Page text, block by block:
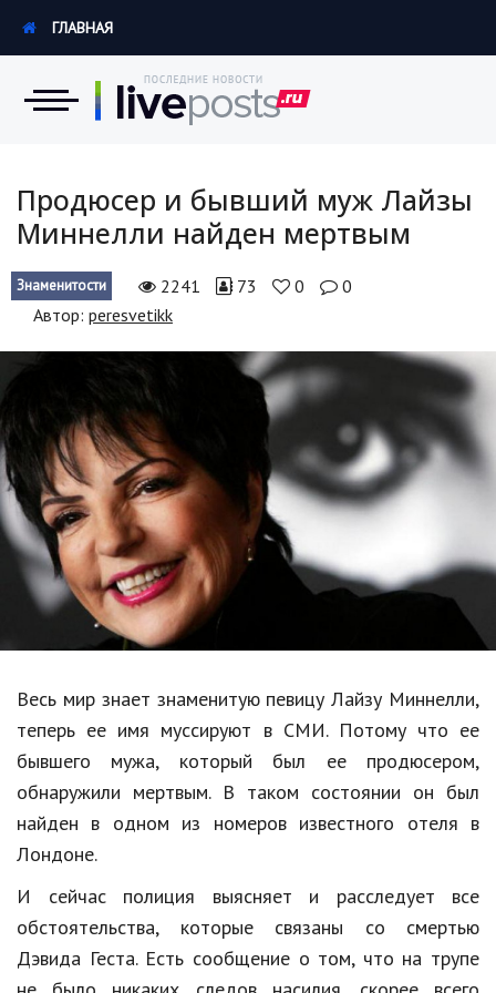
Экономика
Происшествия
Наука и техника
Политика
Образование
В мире
Культура
Авто, мото
Спорт
Знаменитости
Статьи
Обзоры
Рецепты
Красота и здоровье
ГЛАВНАЯ
Продюсер и бывший муж Лайзы
Миннелли найден мертвым
Знаменитости 2241 73 0
0
Автор: peresvetikk
Весь мир знает знаменитую певицу Лайзу Миннелли,
теперь ее имя муссируют в СМИ. Потому что ее
бывшего мужа, который был ее продюсером,
обнаружили мертвым. В таком состоянии он был
найден в одном из номеров известного отеля в
Лондоне.
И сейчас полиция выясняет и расследует все
обстоятельства, которые связаны со смертью
Дэвида Геста. Есть сообщение о том, что на трупе